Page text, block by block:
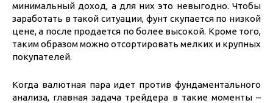
минимальный доход, а для них это невыгодно. Чтобы
заработать в такой ситуации, фунт скупается по низкой
цене, а после продается по более высокой. Кроме того,
таким образом можно отсортировать мелких и крупных
покупателей.
Когда валютная пара идет против фундаментального
анализа, главная задача трейдера в такие моменты –